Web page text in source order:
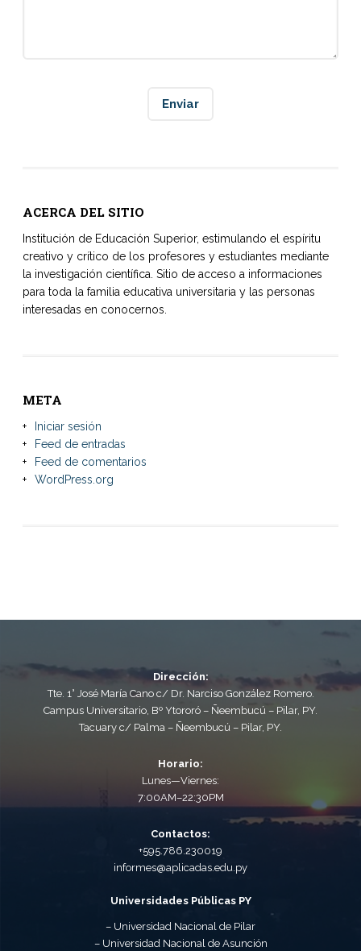
ACERCA DEL SITIO
Institución de Educación Superior, estimulando el espíritu
creativo y crítico de los profesores y estudiantes mediante
la investigación científica. Sitio de acceso a informaciones
para toda la familia educativa universitaria y las personas
interesadas en conocernos.
META
Iniciar sesión
Feed de entradas
Feed de comentarios
WordPress.org
Dirección:
Tte. 1° José María Cano c/ Dr. Narciso González Romero.
Campus Universitario, Bº Ytororó – Ñeembucú – Pilar, PY.
Tacuary c/ Palma – Ñeembucú – Pilar, PY.
Horario:
Lunes—Viernes:
7:00AM–22:30PM
Contactos:
+595.786.230019
informes@aplicadas.edu.py
Universidades Públicas PY
– Universidad Nacional de Pilar
– Universidad Nacional de Asunción